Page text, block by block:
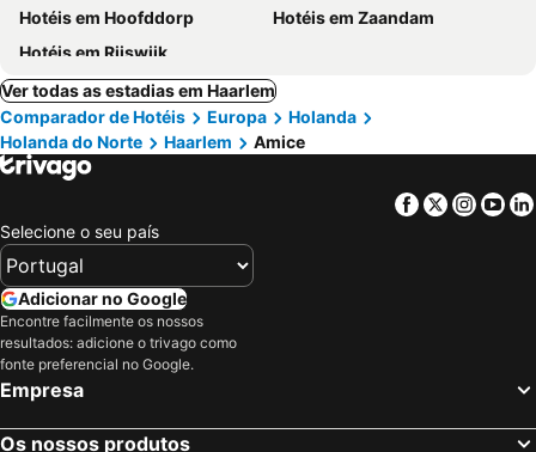
Hotéis em Hoofddorp
Hotéis em Zaandam
Hotéis em Rijswijk
Ver todas as estadias em Haarlem
Comparador de Hotéis
Europa
Holanda
Holanda do Norte
Haarlem Amice
Facebook
Twitter
Selecione o seu país
Adicionar no Google
Encontre facilmente os nossos
resultados: adicione o trivago como
fonte preferencial no Google.
Empresa
Os nossos produtos